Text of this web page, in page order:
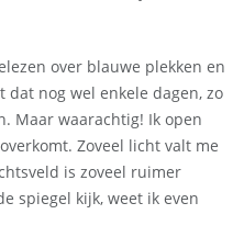
over blauwe plekken en
nog wel enkele dagen, zo
Maar waarachtig! Ik open
Zoveel licht valt me
is zoveel ruimer
spiegel kijk, weet ik even